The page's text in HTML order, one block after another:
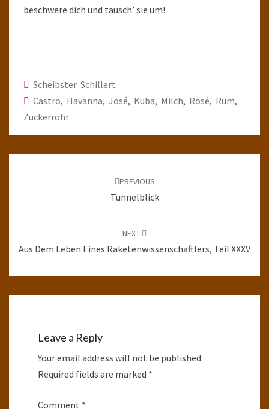
beschwere dich und tausch’ sie um!
Scheibster Schillert
Castro, Havanna, José, Kuba, Milch, Rosé, Rum,
Zuckerrohr
PREVIOUS
Tunnelblick
NEXT
Aus Dem Leben Eines Raketenwissenschaftlers, Teil XXXV
Leave a Reply
Your email address will not be published.
Required fields are marked *
Comment *